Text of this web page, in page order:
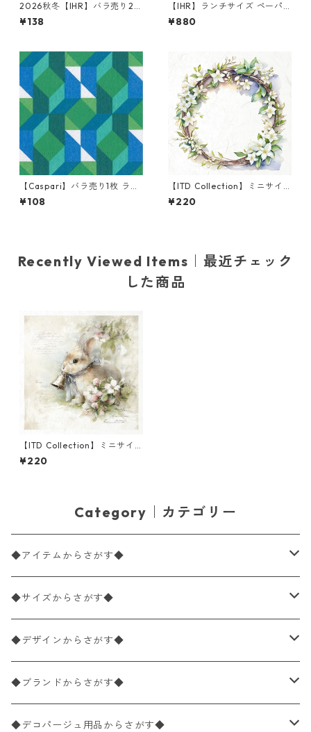
2026秋冬【IHR】バラ売り2枚
ランチサイズ ペーパーナプキ
ン Cozy Fall View クリーム
¥138
【IHR】ランチサイズ ペーパ
ーナプキン EMOTION DOGS
ホワイト Anita Jeram 20枚
¥880
【Caspari】バラ売り1枚 ラン
チサイズ ペーパーナプキン C
OLOR THEORY ブルー
¥108
【ITD Collection】ミニサイ
ズ ライスペーパー RSM1252
デコパージュ
¥220
Recently Viewed Items｜最近チェック
した商品
【ITD Collection】ミニサイ
ズ ライスペーパー RSM2441
デコパージュ
¥220
Category｜カテゴリー
◆アイテムからさがす◆
ペーパーナプキン2枚バラ売り
ペーパーナプキン1枚バラ売り
ペーパーナプキン20枚入りパック
ペーパーナプキン10枚入りパック
◆サイズからさがす◆
33×33cm（ランチサイズ）
バラ売り
パック売り
25×25cm（カクテルサイズ）
バラ売り
40×40cm（ディナーサイズ）
◆デザインからさがす◆
花柄
植物・グリーン柄
◆ブランドからさがす◆
ドイツ製 IHR/イア
◆デコパージュ用品からさがす◆